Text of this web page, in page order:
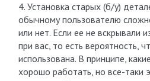
4. Установка старых (б/у)
обычному пользователю
или нет. Если ее не вскрывали
при вас, то есть вероятность,
использована. В принципе,
хорошо работать, но все-таки